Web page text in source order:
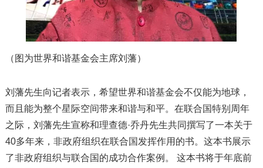
（图为世界和谐基金会主席刘藩）
刘藩先生向记者表示，希望世界和谐基金会不仅能为地球，
而且能为整个星际空间带来和谐与和平。在联合国特别周年
之际，刘藩先生宣称和理查德·乔丹先生共同撰写了一本关于
40多年来，非政府组织在联合国发挥作用的书。这本书展示
了非政府组织与联合国的成功合作案例。 这本书将于年底前